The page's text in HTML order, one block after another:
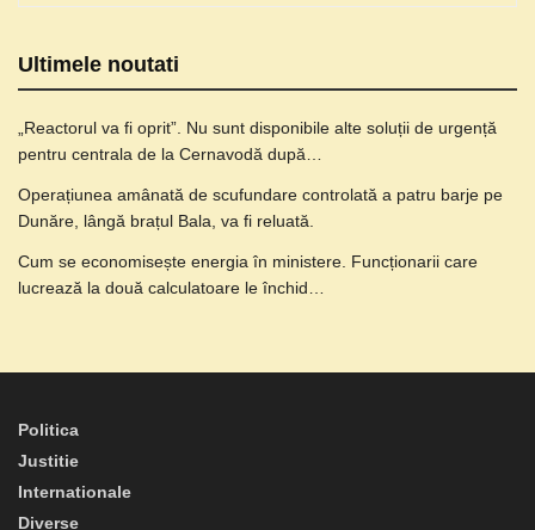
Ultimele noutati
„Reactorul va fi oprit”. Nu sunt disponibile alte soluții de urgență
pentru centrala de la Cernavodă după…
Operațiunea amânată de scufundare controlată a patru barje pe
Dunăre, lângă brațul Bala, va fi reluată.
Cum se economisește energia în ministere. Funcționarii care
lucrează la două calculatoare le închid…
Politica
Justitie
Internationale
Diverse